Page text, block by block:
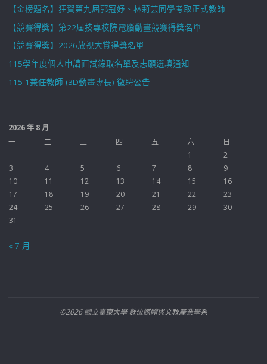
【金榜題名】狂賀第九屆郭冠妤、林莉芸同學考取正式教師
【競賽得獎】第22屆技專校院電腦動畫競賽得獎名單
【競賽得獎】2026放視大賞得獎名單
115學年度個人申請面試錄取名單及志願選填通知
115-1兼任教師 (3D動畫專長) 徵聘公告
2026 年 8 月
一
二 三 四 五 六
日
1
2
3
4 5 6 7 8
9
10
11 12 13 14 15
16
17
18 19 20 21 22
23
24
25 26 27 28 29
30
31
« 7 月
©2026 國立臺東大學 數位媒體與文教產業學系